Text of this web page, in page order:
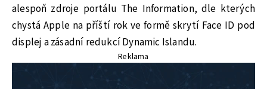
alespoň zdroje portálu The Information, dle kterých
chystá Apple na příští rok ve formě skrytí Face ID pod
displej a zásadní redukcí Dynamic Islandu.
Reklama